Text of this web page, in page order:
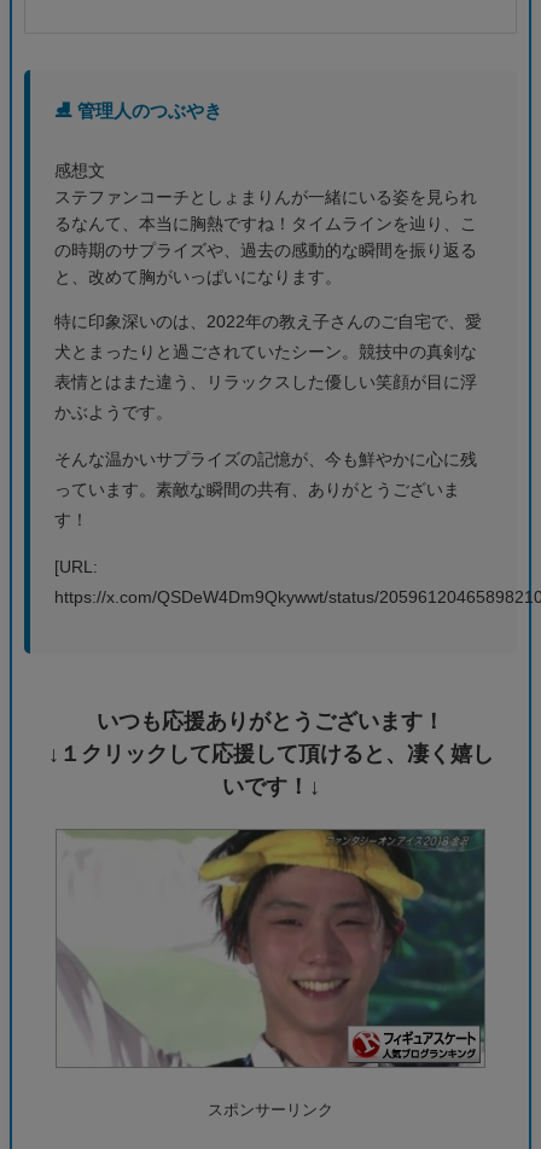
⛸️ 管理人のつぶやき
感想文
ステファンコーチとしょまりんが一緒にいる姿を見られ
るなんて、本当に胸熱ですね！タイムラインを辿り、こ
の時期のサプライズや、過去の感動的な瞬間を振り返る
と、改めて胸がいっぱいになります。
特に印象深いのは、2022年の教え子さんのご自宅で、愛
犬とまったりと過ごされていたシーン。競技中の真剣な
表情とはまた違う、リラックスした優しい笑顔が目に浮
かぶようです。
そんな温かいサプライズの記憶が、今も鮮やかに心に残
っています。素敵な瞬間の共有、ありがとうございま
す！
[URL:
https://x.com/QSDeW4Dm9Qkywwt/status/
いつも応援ありがとうございます！
↓１クリックして応援して頂けると、凄く嬉し
いです！↓
スポンサーリンク